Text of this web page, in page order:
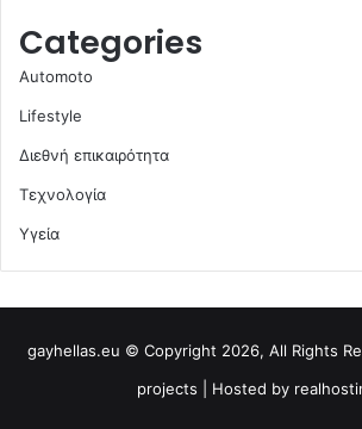
Categories
Automoto
Lifestyle
Διεθνή επικαιρότητα
Τεχνολογία
Υγεία
gayhellas.eu © Copyright 2026, All Rights
projects | Hosted by